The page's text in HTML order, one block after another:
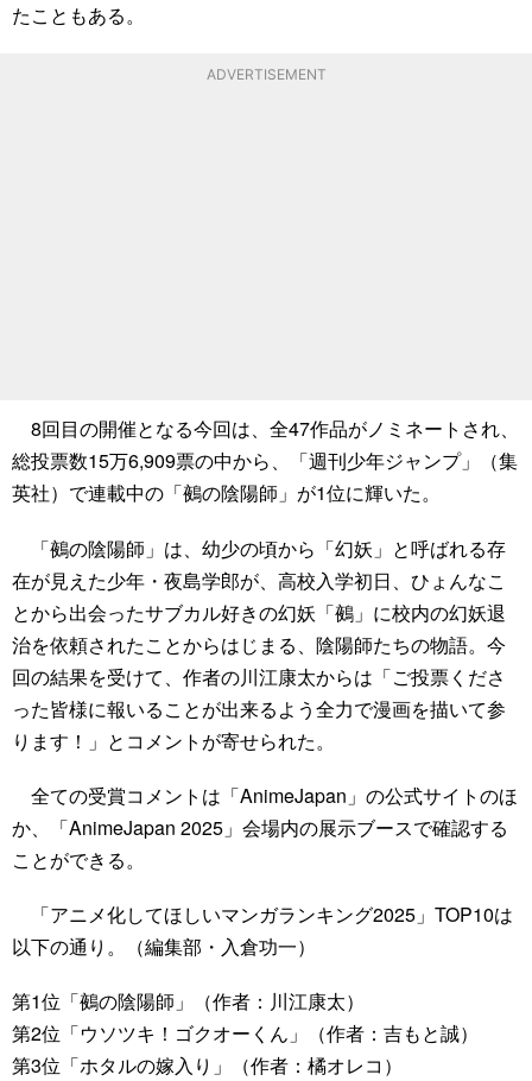
たこともある。
ADVERTISEMENT
8回目の開催となる今回は、全47作品がノミネートされ、
総投票数15万6,909票の中から、「週刊少年ジャンプ」（集
英社）で連載中の「鵺の陰陽師」が1位に輝いた。
「鵺の陰陽師」は、幼少の頃から「幻妖」と呼ばれる存
在が見えた少年・夜島学郎が、高校入学初日、ひょんなこ
とから出会ったサブカル好きの幻妖「鵺」に校内の幻妖退
治を依頼されたことからはじまる、陰陽師たちの物語。今
回の結果を受けて、作者の川江康太からは「ご投票くださ
った皆様に報いることが出来るよう全力で漫画を描いて参
ります！」とコメントが寄せられた。
全ての受賞コメントは「AnimeJapan」の公式サイトのほ
か、「AnimeJapan 2025」会場内の展示ブースで確認する
ことができる。
「アニメ化してほしいマンガランキング2025」TOP10は
以下の通り。（編集部・入倉功一）
第1位「鵺の陰陽師」（作者：川江康太）
第2位「ウソツキ！ゴクオーくん」（作者：吉もと誠）
第3位「ホタルの嫁入り」（作者：橘オレコ）